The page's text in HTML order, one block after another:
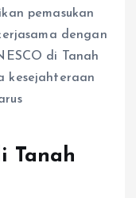
pemasukan
dengan
di Tanah
kesejahteraan
Tanah